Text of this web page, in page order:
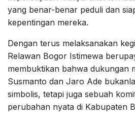
yang benar-benar peduli dan
kepentingan mereka.
Dengan terus melaksanakan
Relawan Bogor Istimewa
membuktikan bahwa dukungan
Susmanto dan Jaro Ade
simbolis, tetapi juga sebuah
perubahan nyata di Kabupaten